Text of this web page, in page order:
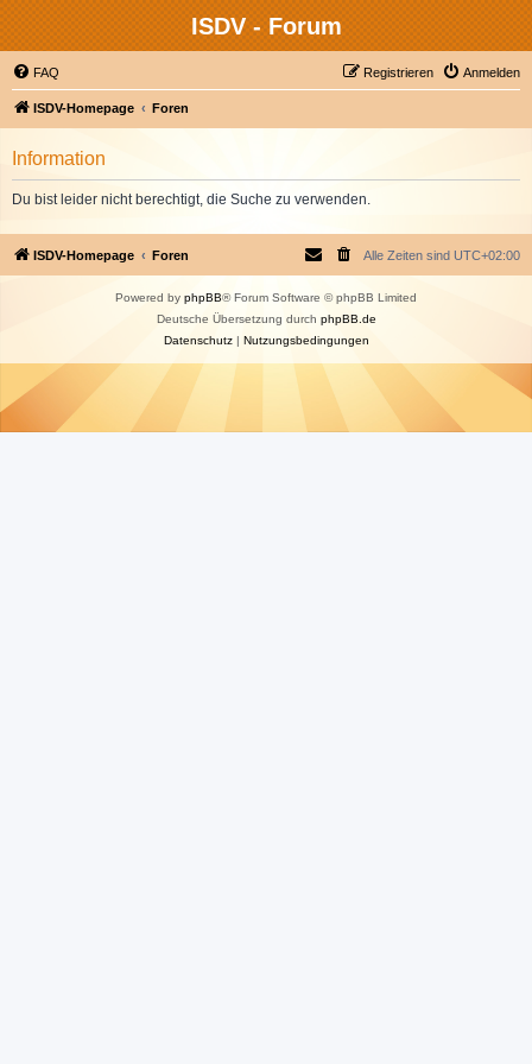
ISDV - Forum
FAQ Anmelden
Registrieren
ISDV-Homepage Foren
Information
Du bist leider nicht berechtigt, die Suche zu verwenden.
ISDV-Homepage Foren Alle Zeiten sind UTC+02:00
Powered by phpBB® Forum Software © phpBB Limited
Deutsche Übersetzung durch phpBB.de
Datenschutz| Nutzungsbedingungen